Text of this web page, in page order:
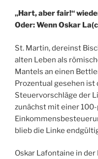
„Hart, aber fair!“
Oder: Wenn Oskar
St. Martin, dereinst
alten Leben als
Mantels an einen
Prozentual gesehen ist
Steuervorschläge der
zunächst mit einer
blieb die Linke
Oskar Lafontaine in der